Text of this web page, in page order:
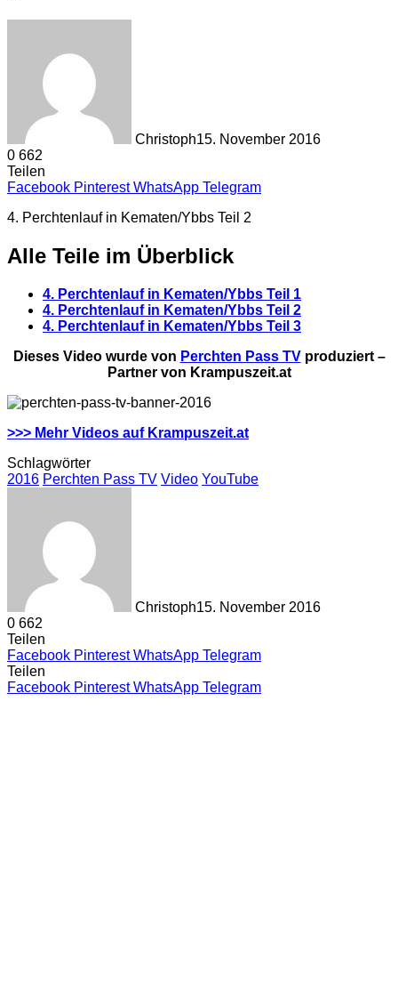
Christoph15. November 2016
0 662
Teilen
Facebook Pinterest WhatsApp Telegram
4. Perchtenlauf in Kematen/Ybbs Teil 2
Alle Teile im Überblick
4. Perchtenlauf in Kematen/Ybbs Teil 1
4. Perchtenlauf in Kematen/Ybbs Teil 2
4. Perchtenlauf in Kematen/Ybbs Teil 3
Dieses Video wurde von Perchten Pass TVproduziert –
Partner von Krampuszeit.at
>>> Mehr Videos auf Krampuszeit.at
Schlagwörter
2016 Perchten Pass TV Video YouTube
Christoph15. November 2016
0 662
Teilen
Facebook Pinterest WhatsApp Telegram
Teilen
Facebook Pinterest WhatsApp Telegram